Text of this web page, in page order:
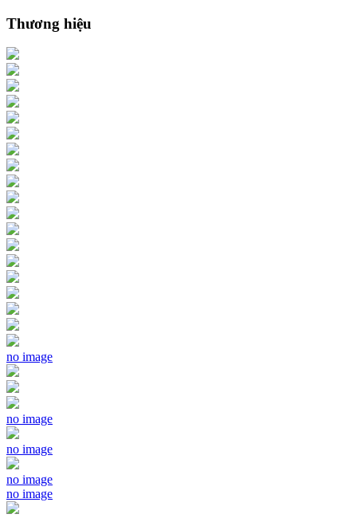
Thương hiệu
no image
no image
no image
no image
no image